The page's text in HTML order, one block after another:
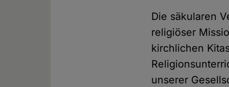
Die säkularen
religiöser
kirchlichen
unserer